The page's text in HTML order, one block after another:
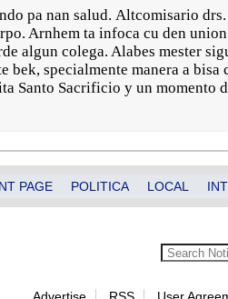
pa nan salud. Altcomisario
Arnhem ta infoca cu den
algun colega. Alabes mester
bek, specialmente manera a
Santo Sacrificio y un momento
PAGE POLITICA LOCAL